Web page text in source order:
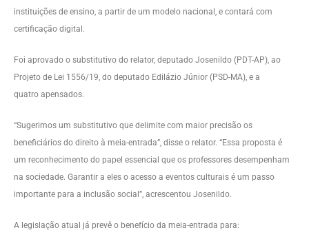
instituições de ensino, a partir de um modelo nacional, e contará com
certificação digital.
Foi aprovado o substitutivo do relator, deputado Josenildo (PDT-AP), ao
Projeto de Lei 1556/19, do deputado Edilázio Júnior (PSD-MA), e a
quatro apensados.
“Sugerimos um substitutivo que delimite com maior precisão os
beneficiários do direito à meia-entrada”, disse o relator. “Essa proposta é
um reconhecimento do papel essencial que os professores desempenham
na sociedade. Garantir a eles o acesso a eventos culturais é um passo
importante para a inclusão social”, acrescentou Josenildo.
A legislação atual já prevê o benefício da meia-entrada para: